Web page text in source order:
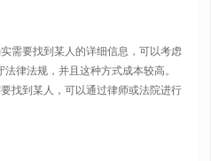
需要找到某人的详细信息，可以考虑
律法规，并且这种方式成本较高。
找到某人，可以通过律师或法院进行